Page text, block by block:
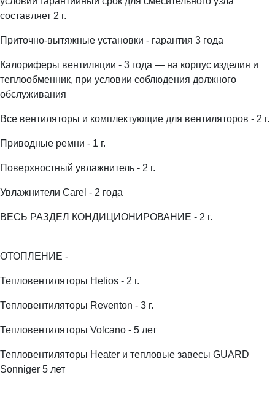
составляет 2 г.
Приточно-вытяжные установки - гарантия 3 года
Калориферы вентиляции - 3 года — на корпус изделия и
теплообменник, при условии соблюдения должного
обслуживания
Все вентиляторы и комплектующие для вентиляторов - 2 г.
Приводные ремни - 1 г.
Поверхностный увлажнитель - 2 г.
Увлажнители Carel - 2 года
ВЕСЬ РАЗДЕЛ КОНДИЦИОНИРОВАНИЕ - 2 г.
ОТОПЛЕНИЕ -
Тепловентиляторы Helios - 2 г.
Тепловентиляторы Reventon - 3 г.
Тепловентиляторы Volcano - 5 лет
Тепловентиляторы Heater и тепловые завесы GUARD
Sonniger 5 лет